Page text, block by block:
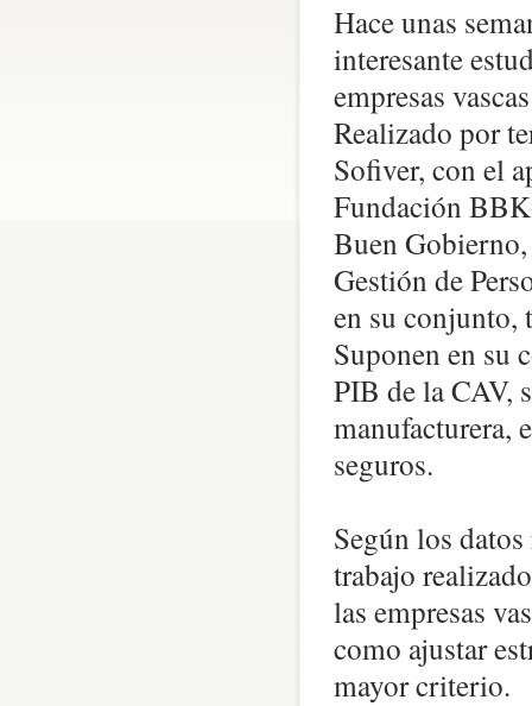
Hace unas
interesante
empresas
Realizado por
Sofiver, con el
Fundación
Buen
Gestión de
en su conjunto,
Suponen en su
PIB de la CAV,
manufacturera,
seguros.
Según los
trabajo
las empresas
como ajustar
mayor criterio.